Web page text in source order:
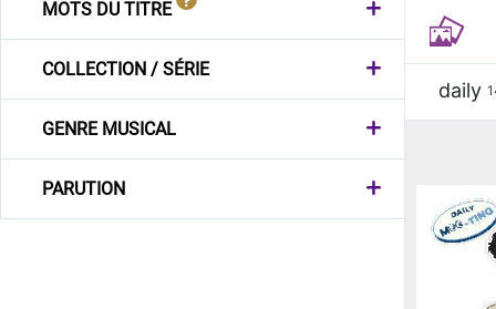
MOTS DU TITRE
COLLECTION / SÉRIE
GENRE MUSICAL
PARUTION
daily